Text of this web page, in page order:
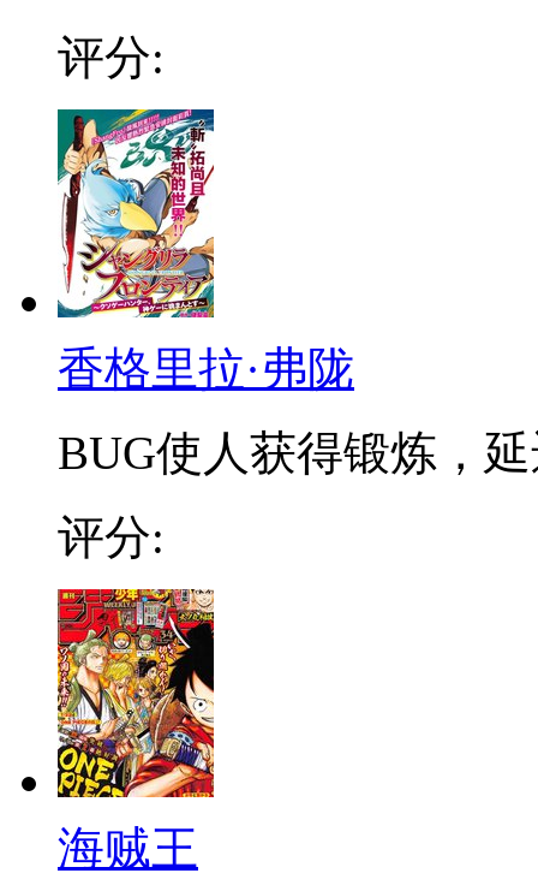
评分:
香格里拉·弗陇
BUG使人获得锻炼，
评分:
海贼王